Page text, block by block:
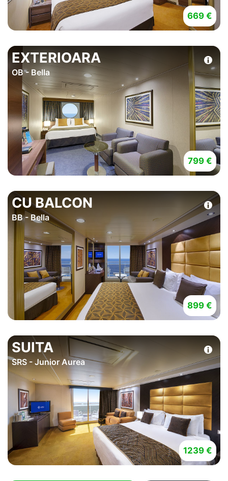
669 €
EXTERIOARA
OB - Bella
799 €
CU BALCON
BB - Bella
899 €
SUITA
SRS - Junior Aurea
1239 €